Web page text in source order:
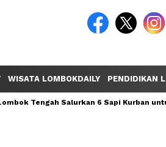
WISATA LOMBOKDAILY PENDIDIKAN
Tengah Salurkan 6 Sapi Kurban